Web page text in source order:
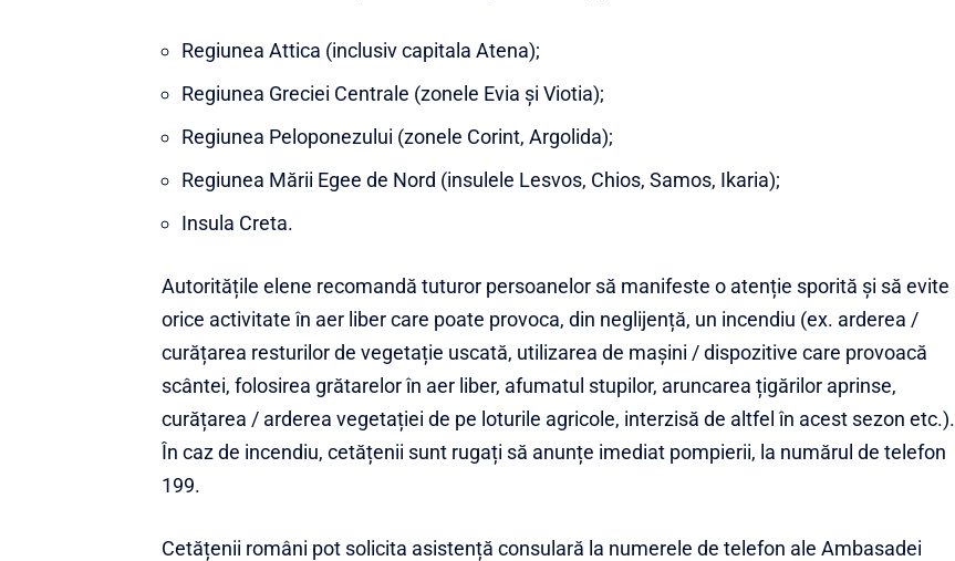
Regiunea Attica (inclusiv capitala Atena);
Regiunea Greciei Centrale (zonele Evia și Viotia);
Regiunea Peloponezului (zonele Corint, Argolida);
Regiunea Mării Egee de Nord (insulele Lesvos, Chios, Samos, Ikaria);
Insula Creta.
Autoritățile elene recomandă tuturor persoanelor să manifeste o atenție sporită și să evite
orice activitate în aer liber care poate provoca, din neglijență, un incendiu (ex. arderea /
curățarea resturilor de vegetație uscată, utilizarea de mașini / dispozitive care provoacă
scântei, folosirea grătarelor în aer liber, afumatul stupilor, aruncarea țigărilor aprinse,
curățarea / arderea vegetației de pe loturile agricole, interzisă de altfel în acest sezon etc.).
În caz de incendiu, cetățenii sunt rugați să anunțe imediat pompierii, la numărul de telefon
199.
Cetățenii români pot solicita asistență consulară la numerele de telefon ale Ambasadei